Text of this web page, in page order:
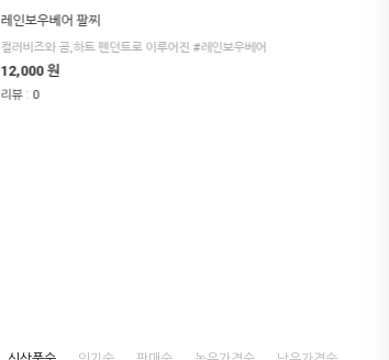
레인보우베어 팔찌
컬러비즈와 곰,하트 펜던트로 이루어진 #레인보우베어
12,000 원
리뷰: 0